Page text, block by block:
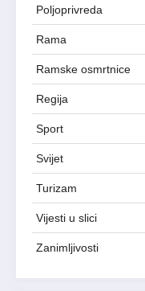
Poljoprivreda
Rama
Ramske osmrtnice
Regija
Sport
Svijet
Turizam
Vijesti u slici
Zanimljivosti